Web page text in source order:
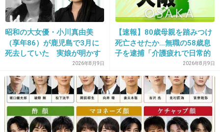
+24
14. 匿名2018/11/14(水) 16:56:43
+2 -0
15. 匿名2018/11/14(水) 16:56:47
昭和の大女優・小川真由美
（享年86）が鹿児島で3月に
死去していた 実娘が明かす
「毒母」の素顔と空白の晩年
2026年8月9日
【速報】80歳母親を踏みつけ
死亡させたか…無職の58歳息
子を逮捕「介護疲れで日常的
に暴行」肋骨８本折れ体には
多数の痕 大阪・岬町
2026年8月9日